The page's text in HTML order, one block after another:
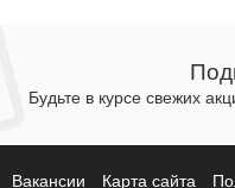
Будьте в курсе свежих
Вакансии Карта сайта